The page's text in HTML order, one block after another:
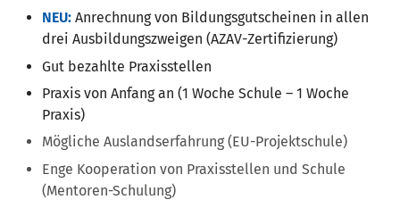
NEU: Anrechnung von Bildungsgutscheinen in allen
drei Ausbildungszweigen (AZAV-Zertifizierung)
Gut bezahlte Praxisstellen
Praxis von Anfang an (1 Woche Schule – 1 Woche
Praxis)
Mögliche Auslandserfahrung (EU-Projektschule)
Enge Kooperation von Praxisstellen und Schule
(Mentoren-Schulung)